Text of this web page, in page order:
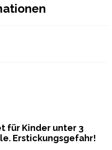
für Kinder unter 3
Erstickungsgefahr!